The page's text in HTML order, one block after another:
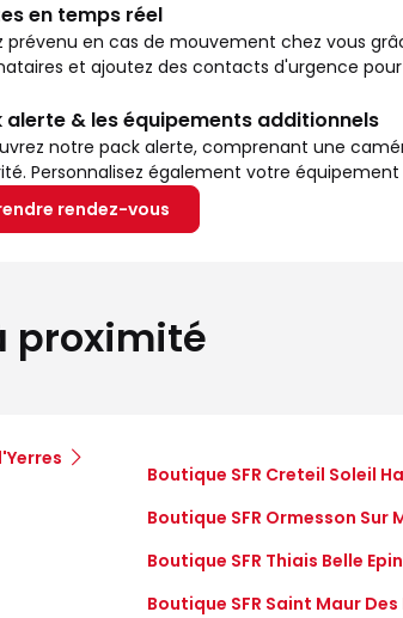
en temps réel
prévenu en cas de mouvement chez vous
et ajoutez des contacts d'urgence
alerte & les équipements additionnels
notre pack alerte, comprenant une
Personnalisez également votre
rendez-vous
proximité
Boutique SFR Creteil Soleil
Boutique SFR Ormesson Sur
Boutique SFR Thiais Belle
Boutique SFR Saint Maur Des